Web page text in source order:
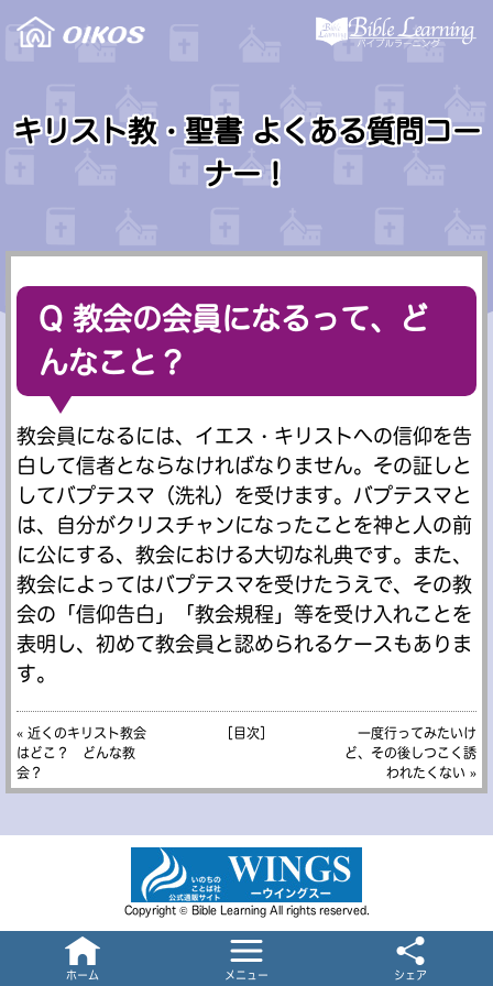
ホーム メニュー シェア
キリスト教・聖書 よくある質問コー
ナー！
Q 教会の会員になるって、ど
んなこと？
教会員になるには、イエス・キリストへの信仰を告
白して信者とならなければなりません。その証しと
してバプテスマ（洗礼）を受けます。バプテスマと
は、自分がクリスチャンになったことを神と人の前
に公にする、教会における大切な礼典です。また、
教会によってはバプテスマを受けたうえで、その教
会の「信仰告白」「教会規程」等を受け入れことを
表明し、初めて教会員と認められるケースもありま
す。
« 近くのキリスト教会
はどこ？ どんな教
会？
［目次］
一度行ってみたいけ
ど、その後しつこく誘
われたくない »
Copyright © Bible Learning All rights reserved.